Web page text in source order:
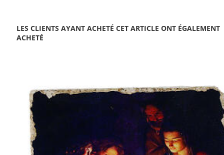
LES CLIENTS AYANT ACHETÉ CET ARTICLE ONT ÉGALEMENT
ACHETÉ